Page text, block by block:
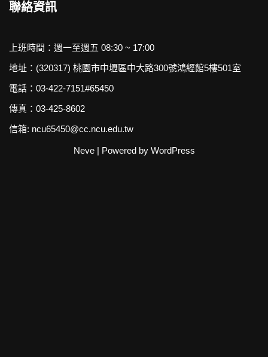
聯絡資訊
上班時間：週一至週五 08:30 ~ 17:00
地址： (320317) 桃園市中壢區中大路300號鴻經館5樓501室
電話：03-422-7151#65450
傳真：03-425-8602
信箱: ncu65450@cc.ncu.edu.tw
Neve| Powered by WordPress